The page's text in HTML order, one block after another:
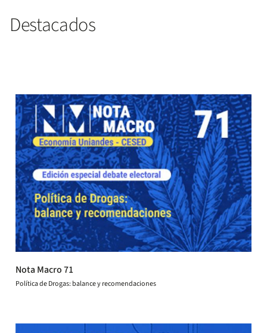
Destacados
Nota Macro 71
Política de Drogas: balance y recomendaciones